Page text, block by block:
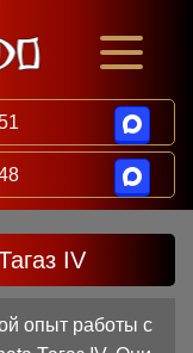
IV
опыт работы с